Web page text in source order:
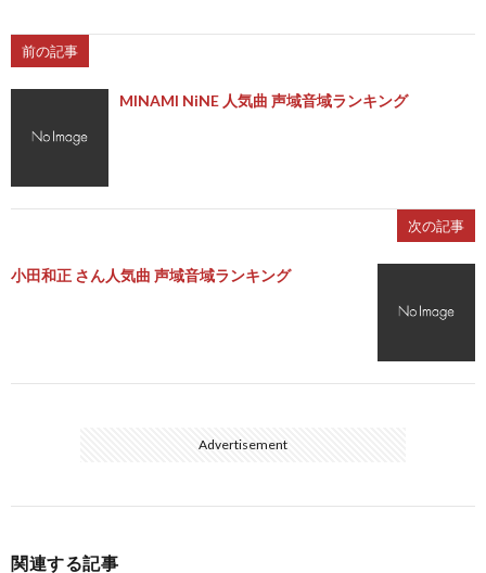
前の記事
MINAMI NiNE 人気曲 声域音域ランキング
次の記事
小田和正 さん人気曲 声域音域ランキング
Advertisement
関連する記事